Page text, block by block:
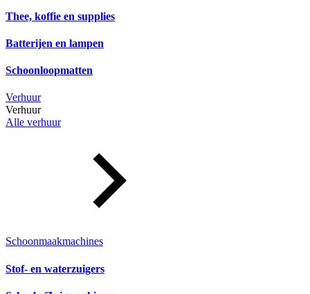
Thee, koffie en supplies
Batterijen en lampen
Schoonloopmatten
Verhuur
Verhuur
Alle verhuur
Schoonmaakmachines
Stof- en waterzuigers